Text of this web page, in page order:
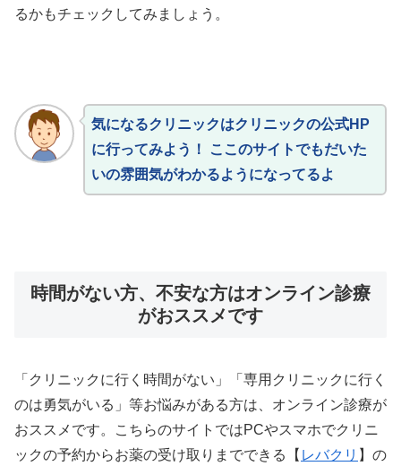
るかもチェックしてみましょう。
気になるクリニックはクリニックの公式HP
に行ってみよう！ ここのサイトでもだいた
いの雰囲気がわかるようになってるよ
時間がない方、不安な方はオンライン診療
がおススメです
「クリニックに行く時間がない」「専用クリニックに行く
のは勇気がいる」等お悩みがある方は、オンライン診療が
おススメです。こちらのサイトではPCやスマホでクリニ
ックの予約からお薬の受け取りまでできる【 レバクリ 】の